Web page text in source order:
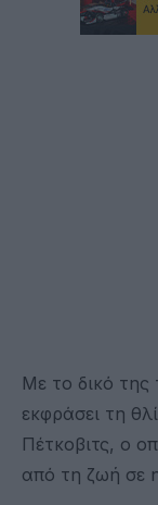
Με το δικό
εκφράσει τη
Πέτκοβιτς, ο
από τη ζωή σε